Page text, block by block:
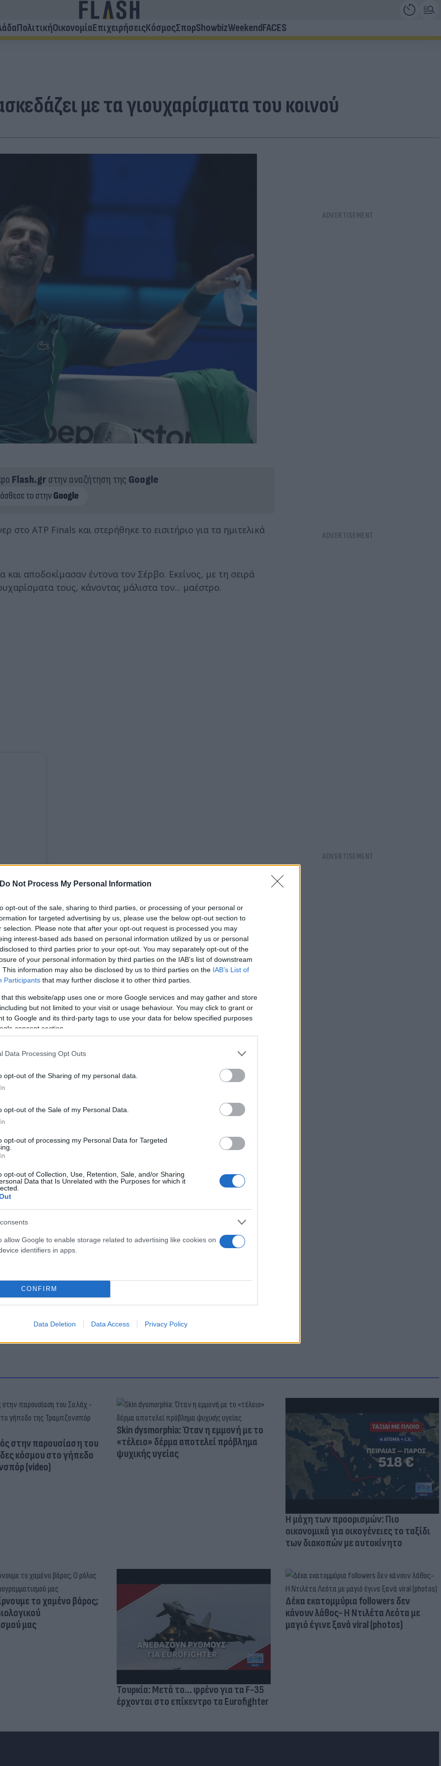
Do Not Process My Personal Information
opt-out of the sale, sharing to third parties, or processing of your personal or
for targeted advertising by us, please use the below opt-out section to
selection. Please note that after your opt-out request is processed you may
interest-based ads based on personal information utilized by us or personal
to third parties prior to your opt-out. You may separately opt-out of the
of your personal information by third parties on the IAB’s list of downstream
This information may also be disclosed by us to third parties on the IAB’s List of
Participants that may further disclose it to other third parties.
that this website/app uses one or more Google services and may gather and store
but not limited to your visit or usage behaviour. You may click to grant or
to Google and its third-party tags to use your data for below specified purposes
consent section.
Data Processing Opt Outs
opt-out of the Sharing of my personal data.
opt-out of the Sale of my Personal Data.
opt-out of processing my Personal Data for Targeted
opt-out of Collection, Use, Retention, Sale, and/or Sharing
Data that Is Unrelated with the Purposes for which it
allow Google to enable storage related to advertising like cookies on
identifiers in apps.
CONFIRM
Data Deletion Data Access Privacy Policy
ΠολιτικήΟικονομίαΕπιχειρήσειςΚόσμοςΣπορShowbizWeekendFACES
με τα γιουχαρίσματα του κοινού
Flash.grστην αναζήτηση της Google
στο ATP Finals και στερήθηκε το εισιτήριο για τα ημιτελικά
αποδοκίμασαν έντονα τον Σέρβο. Εκείνος, με τη σειρά
τους, κάνοντας μάλιστα τον... μαέστρο.
Flash.grστην αναζήτηση τηςGoogle
ο εαυτός μου»
περισσότερους ημιτελικούς σε Grand Slam
λείπει ένα χρυσό σε Ολυμπιακούς Αγώνες»
στην παρουσίαση του
κόσμου στο γήπεδο
(video)
Skin dysmorphia: Όταν η εμμονή με το
«τέλειο» δέρμα αποτελεί πρόβλημα
ψυχικής υγείας
Η μάχη των προορισμών: Πιο
οικονομικά για οικογένειες το ταξίδι
των διακοπών με αυτοκίνητο
το χαμένο βάρος;
μας
Τουρκία: Μετά το... φρένο για τα F-35
έρχονται στο επίκεντρο τα Eurofighter
Δέκα εκατομμύρια followers δεν
κάνουν λάθος- Η Ντιλέτα Λεότα με
μαγιό έγινε ξανά viral (photos)